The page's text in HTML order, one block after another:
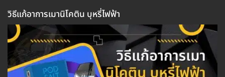
วิธีแก้อาการเมานิโคติน บุหรี่ไฟฟ้า